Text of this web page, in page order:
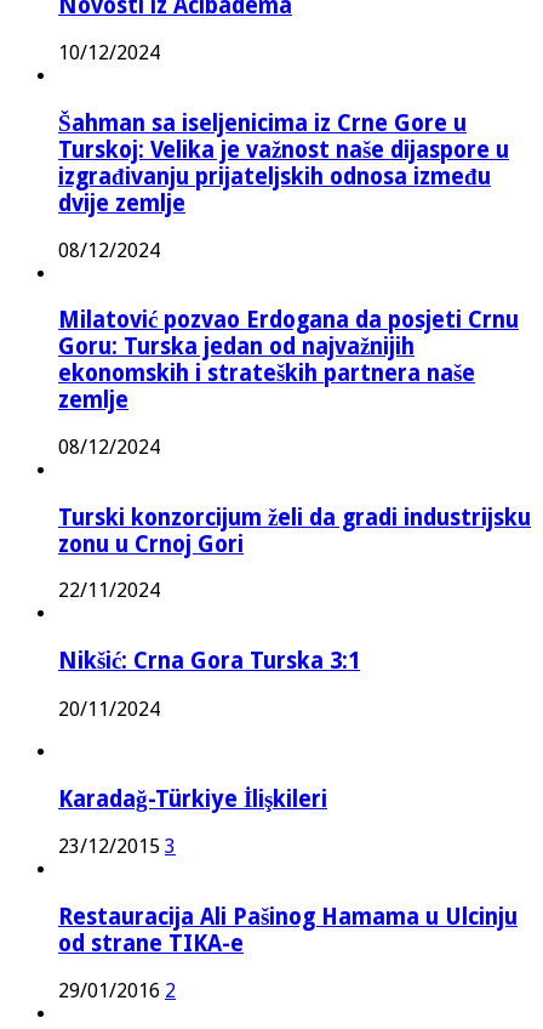
Novosti iz Acibadema
10/12/2024
Šahman sa iseljenicima iz Crne Gore u
Turskoj: Velika je važnost naše dijaspore u
izgrađivanju prijateljskih odnosa između
dvije zemlje
08/12/2024
Milatović pozvao Erdogana da posjeti Crnu
Goru: Turska jedan od najvažnijih
ekonomskih i strateških partnera naše
zemlje
08/12/2024
Turski konzorcijum želi da gradi industrijsku
zonu u Crnoj Gori
22/11/2024
Nikšić: Crna Gora Turska 3:1
20/11/2024
Karadağ-Türkiye İlişkileri
23/12/2015 3
Restauracija Ali Pašinog Hamama u Ulcinju
od strane TIKA-e
29/01/2016 2